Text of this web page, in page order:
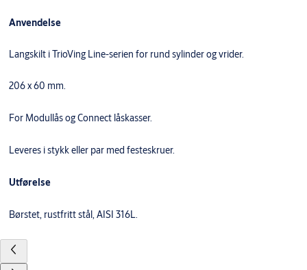
Anvendelse
Langskilt i TrioVing Line-serien for rund sylinder og vrider.
206 x 60 mm.
For Modullås og Connect låskasser.
Leveres i stykk eller par med festeskruer.
Utførelse
Børstet, rustfritt stål, AISI 316L.